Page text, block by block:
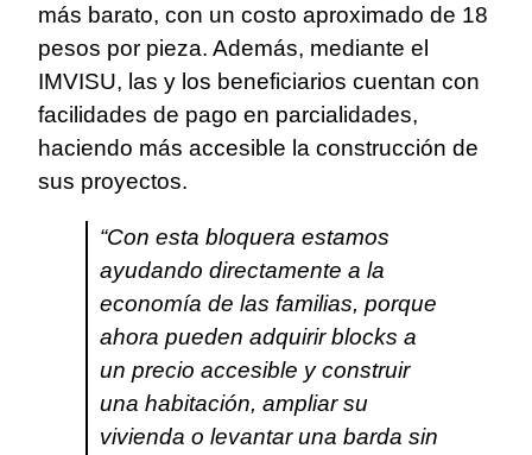
más barato, con un costo aproximado de 18
pesos por pieza. Además, mediante el
IMVISU, las y los beneficiarios cuentan con
facilidades de pago en parcialidades,
haciendo más accesible la construcción de
sus proyectos.
“Con esta bloquera estamos
ayudando directamente a la
economía de las familias, porque
ahora pueden adquirir blocks a
un precio accesible y construir
una habitación, ampliar su
vivienda o levantar una barda sin